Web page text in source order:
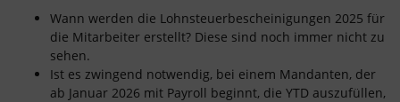
Wann werden die Lohnsteuerbescheinigungen 2025 für
die Mitarbeiter erstellt? Diese sind noch immer nicht zu
sehen.
Ist es zwingend notwendig, bei einem Mandanten, der
ab Januar 2026 mit Payroll beginnt, die YTD auszufüllen,